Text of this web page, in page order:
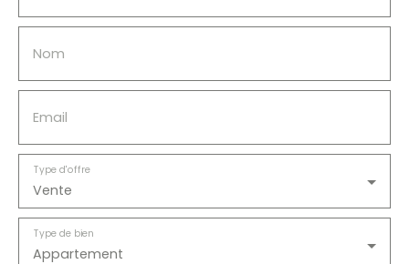
Nom
Email
Vente
Type d'offre
Appartement
Type de bien